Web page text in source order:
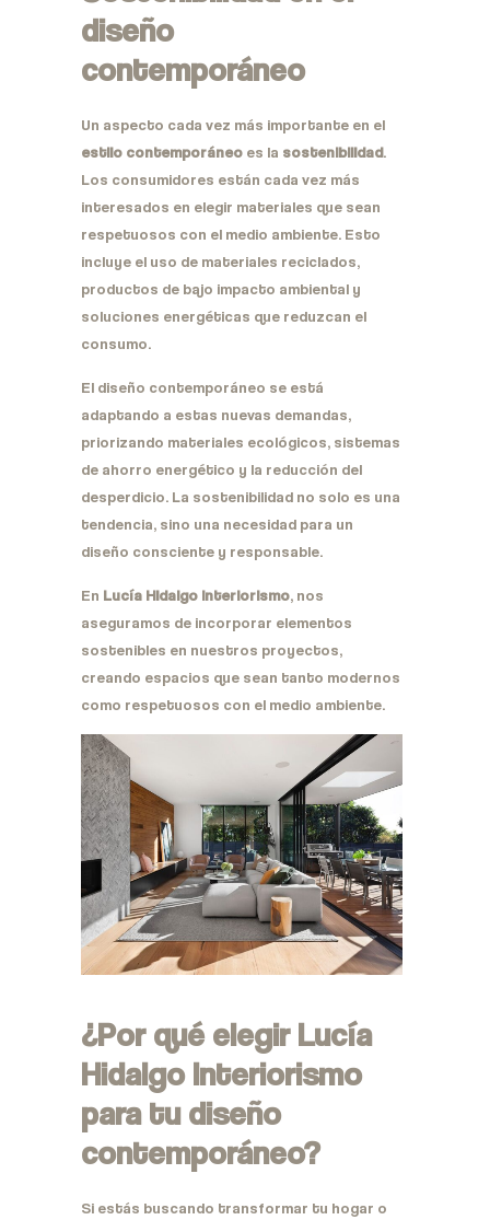
diseño
contemporáneo
Un aspecto cada vez más importante en el
estilo contemporáneo es la sostenibilidad.
Los consumidores están cada vez más
interesados en elegir materiales que sean
respetuosos con el medio ambiente. Esto
incluye el uso de materiales reciclados,
productos de bajo impacto ambiental y
soluciones energéticas que reduzcan el
consumo.
El diseño contemporáneo se está
adaptando a estas nuevas demandas,
priorizando materiales ecológicos, sistemas
de ahorro energético y la reducción del
desperdicio. La sostenibilidad no solo es una
tendencia, sino una necesidad para un
diseño consciente y responsable.
En Lucía Hidalgo Interiorismo, nos
aseguramos de incorporar elementos
sostenibles en nuestros proyectos,
creando espacios que sean tanto modernos
como respetuosos con el medio ambiente.
¿Por qué elegirLucía
Hidalgo Interiorismo
para tu diseño
contemporáneo?
Si estás buscando transformar tu hogar o